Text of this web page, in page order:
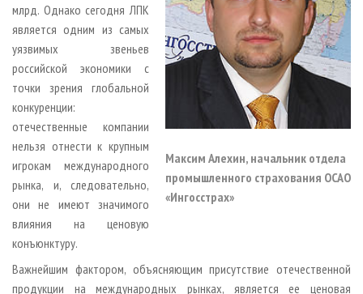
Максим Алехин, начальник отдела
промышленного страхования ОСАО
«Ингосстрах»
млрд. Однако сегодня ЛПК
является одним из самых
уязвимых звеньев
российской экономики с
точки зрения глобальной
конкуренции:
отечественные компании
нельзя отнести к крупным
игрокам международного
рынка, и, следовательно,
они не имеют значимого
влияния на ценовую
конъюнктуру.
Важнейшим фактором, объясняющим присутствие отечественной
продукции на международных рынках, является ее ценовая